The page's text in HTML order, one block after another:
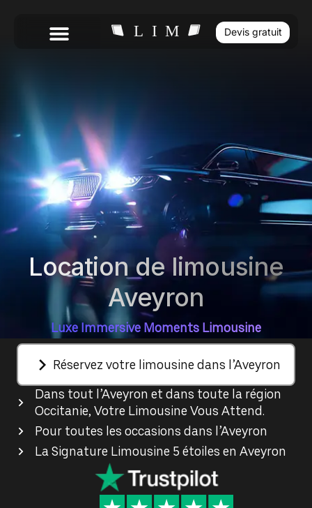
Devis gratuit
Location de limousine
Aveyron
Luxe Immersive Moments Limousine
Réservez votre limousine dans l’Aveyron
Dans tout l’Aveyron et dans toute la région
Occitanie, Votre Limousine Vous Attend.
Pour toutes les occasions dans l’Aveyron
La Signature Limousine 5 étoiles en Aveyron